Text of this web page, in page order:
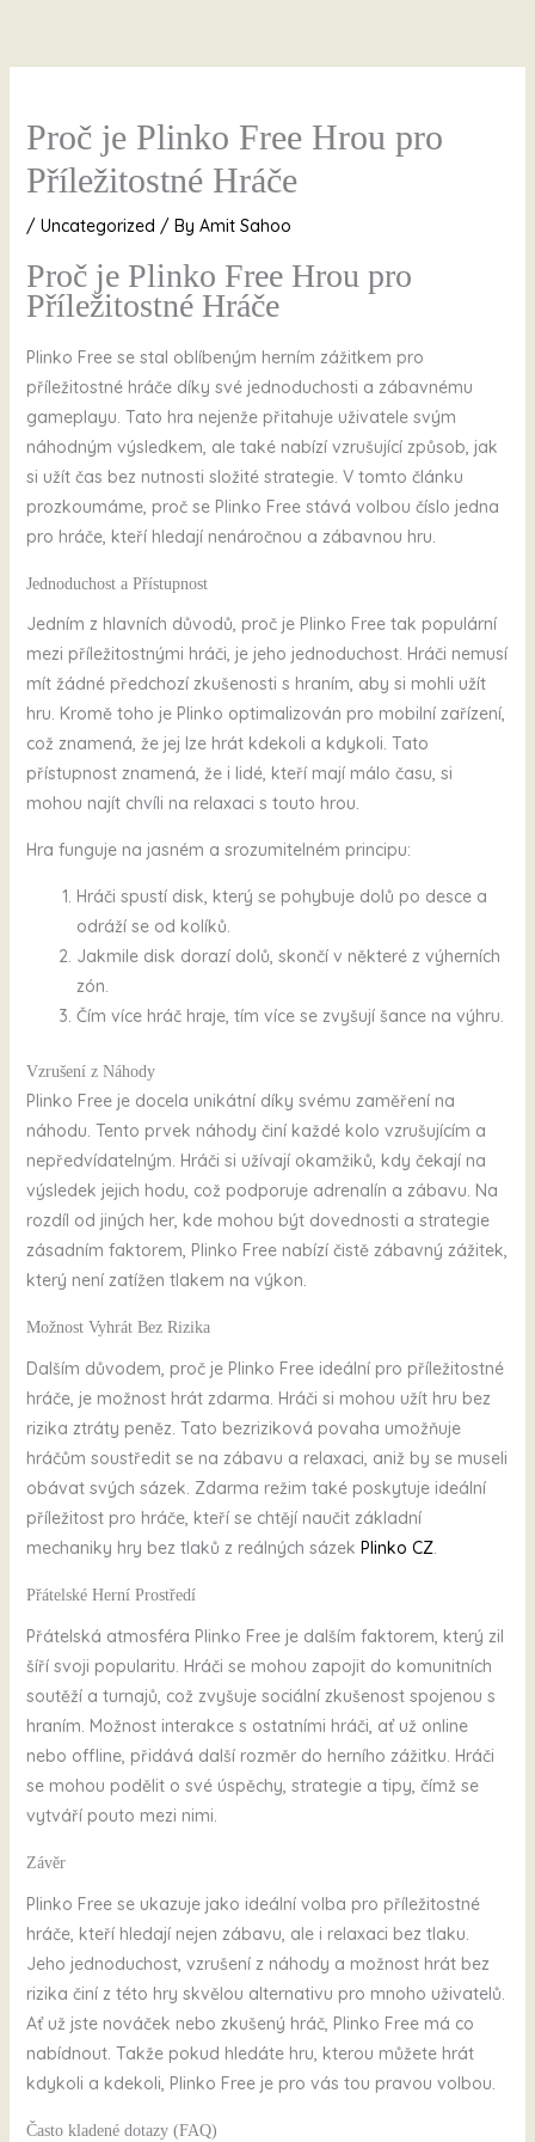
content
Proč je Plinko Free Hrou pro
Příležitostné Hráče
/ Uncategorized / By Amit Sahoo
Proč je Plinko Free Hrou pro
Příležitostné Hráče
Plinko Free se stal oblíbeným herním zážitkem pro
příležitostné hráče díky své jednoduchosti a zábavnému
gameplayu. Tato hra nejenže přitahuje uživatele svým
náhodným výsledkem, ale také nabízí vzrušující způsob, jak
si užít čas bez nutnosti složité strategie. V tomto článku
prozkoumáme, proč se Plinko Free stává volbou číslo jedna
pro hráče, kteří hledají nenáročnou a zábavnou hru.
Jednoduchost a Přístupnost
Jedním z hlavních důvodů, proč je Plinko Free tak populární
mezi příležitostnými hráči, je jeho jednoduchost. Hráči nemusí
mít žádné předchozí zkušenosti s hraním, aby si mohli užít
hru. Kromě toho je Plinko optimalizován pro mobilní zařízení,
což znamená, že jej lze hrát kdekoli a kdykoli. Tato
přístupnost znamená, že i lidé, kteří mají málo času, si
mohou najít chvíli na relaxaci s touto hrou.
Hra funguje na jasném a srozumitelném principu:
Hráči spustí disk, který se pohybuje dolů po desce a
odráží se od kolíků.
Jakmile disk dorazí dolů, skončí v některé z výherních
zón.
Čím více hráč hraje, tím více se zvyšují šance na výhru.
Vzrušení z Náhody
Plinko Free je docela unikátní díky svému zaměření na
náhodu. Tento prvek náhody činí každé kolo vzrušujícím a
nepředvídatelným. Hráči si užívají okamžiků, kdy čekají na
výsledek jejich hodu, což podporuje adrenalín a zábavu. Na
rozdíl od jiných her, kde mohou být dovednosti a strategie
zásadním faktorem, Plinko Free nabízí čistě zábavný zážitek,
který není zatížen tlakem na výkon.
Možnost Vyhrát Bez Rizika
Dalším důvodem, proč je Plinko Free ideální pro příležitostné
hráče, je možnost hrát zdarma. Hráči si mohou užít hru bez
rizika ztráty peněz. Tato bezriziková povaha umožňuje
hráčům soustředit se na zábavu a relaxaci, aniž by se museli
obávat svých sázek. Zdarma režim také poskytuje ideální
příležitost pro hráče, kteří se chtějí naučit základní
mechaniky hry bez tlaků z reálných sázek Plinko CZ.
Přátelské Herní Prostředí
Přátelská atmosféra Plinko Free je dalším faktorem, který zil
šíří svoji popularitu. Hráči se mohou zapojit do komunitních
soutěží a turnajů, což zvyšuje sociální zkušenost spojenou s
hraním. Možnost interakce s ostatními hráči, ať už online
nebo offline, přidává další rozměr do herního zážitku. Hráči
se mohou podělit o své úspěchy, strategie a tipy, čímž se
vytváří pouto mezi nimi.
Závěr
Plinko Free se ukazuje jako ideální volba pro příležitostné
hráče, kteří hledají nejen zábavu, ale i relaxaci bez tlaku.
Jeho jednoduchost, vzrušení z náhody a možnost hrát bez
rizika činí z této hry skvělou alternativu pro mnoho uživatelů.
Ať už jste nováček nebo zkušený hráč, Plinko Free má co
nabídnout. Takže pokud hledáte hru, kterou můžete hrát
kdykoli a kdekoli, Plinko Free je pro vás tou pravou volbou.
Často kladené dotazy (FAQ)